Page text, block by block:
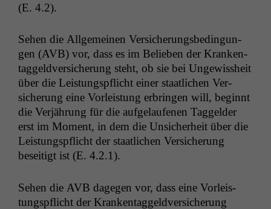
(E. 4.2).
Sehen die All­ge­meinen Ver­sicherungs­be­din­gun­
gen (AVB) vor, dass es im Belieben der Kranken­
taggeld­ver­sicherung ste­ht, ob sie bei Ungewis­sheit
über die Leis­tungspflicht ein­er staatlichen Ver­
sicherung eine Vor­leis­tung erbrin­gen will, begin­nt
die Ver­jährung für die aufge­laufe­nen Taggelder
erst im Moment, in dem die Unsicher­heit über die
Leis­tungspflicht der staatlichen Ver­sicherung
beseit­igt ist (E. 4.2.1).
Sehen die AVB dage­gen vor, dass eine Vor­leis­
tungspflicht der Kranken­taggeld­ver­sicherung